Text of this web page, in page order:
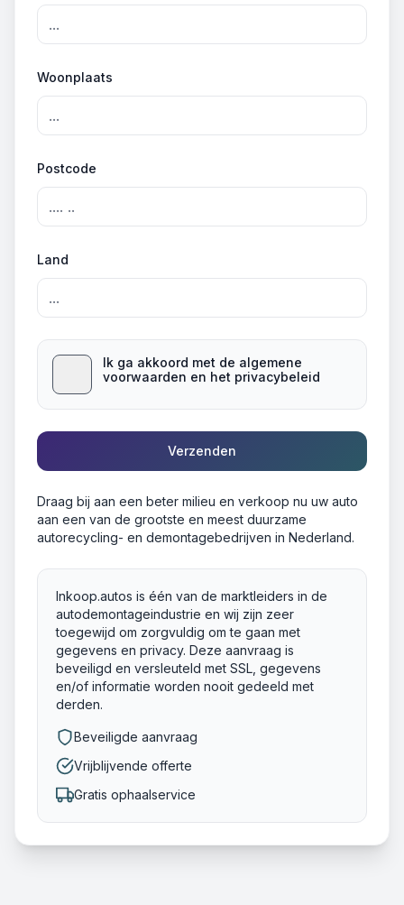
Woonplaats
Postcode
Land
Ik ga akkoord met de algemene
voorwaarden en het privacybeleid
Verzenden
Draag bij aan een beter milieu en verkoop nu uw auto
aan een van de grootste en meest duurzame
autorecycling- en demontagebedrijven in Nederland.
Inkoop.autos is één van de marktleiders in de
autodemontageindustrie en wij zijn zeer
toegewijd om zorgvuldig om te gaan met
gegevens en privacy. Deze aanvraag is
beveiligd en versleuteld met SSL, gegevens
en/of informatie worden nooit gedeeld met
derden.
Beveiligde aanvraag
Vrijblijvende offerte
Gratis ophaalservice